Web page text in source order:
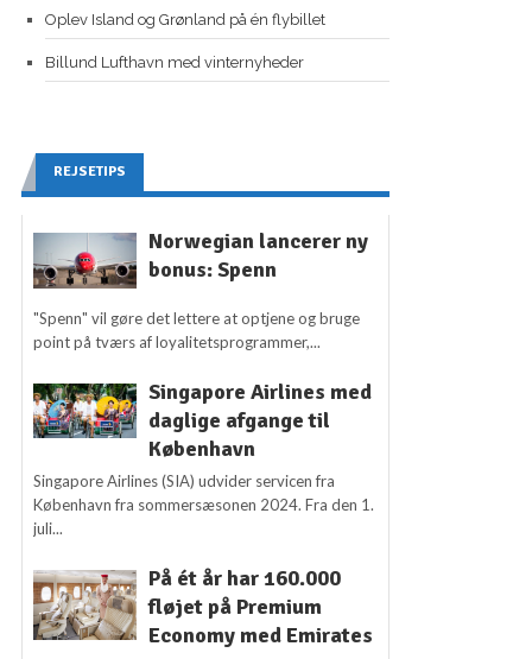
Oplev Island og Grønland på én flybillet
Billund Lufthavn med vinternyheder
REJSETIPS
Norwegian lancerer ny
bonus: Spenn
"Spenn" vil gøre det lettere at optjene og bruge
point på tværs af loyalitetsprogrammer,...
Singapore Airlines med
daglige afgange til
København
Singapore Airlines (SIA) udvider servicen fra
København fra sommersæsonen 2024. Fra den 1.
juli...
På ét år har 160.000
fløjet på Premium
Economy med Emirates